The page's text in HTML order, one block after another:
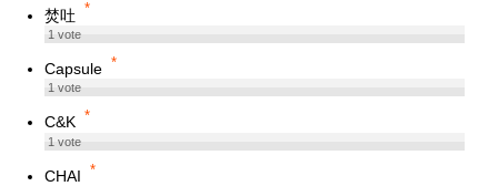
焚吐 *
1vote
Capsule *
1vote
C&K *
1vote
CHAI *